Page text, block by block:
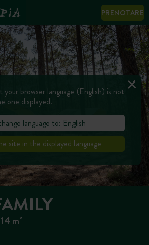
PRENOTARE
m²
browser language (English) is not
one displayed.
language to: English
site in the displayed language